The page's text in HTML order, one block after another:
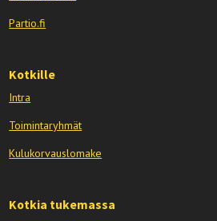
Partio.fi
Kotkille
Intra
Toimintaryhmät
Kulukorvauslomake
Kotkia tukemassa